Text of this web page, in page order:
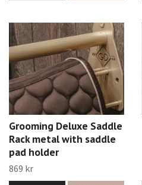
Grooming Deluxe Saddle
Rack metal with saddle
pad holder
869 kr